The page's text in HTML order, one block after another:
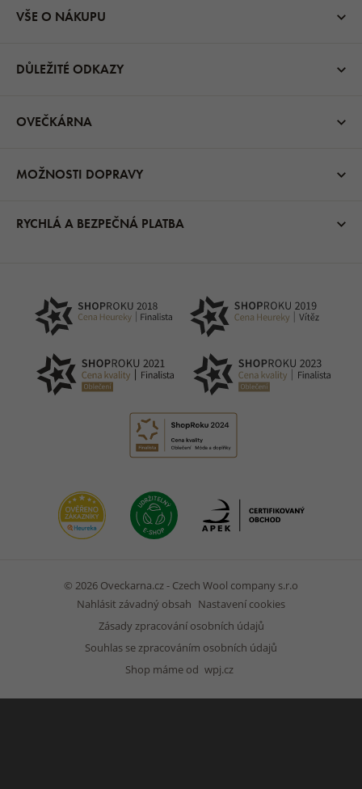
VŠE O NÁKUPU
DŮLEŽITÉ ODKAZY
OVEČKÁRNA
MOŽNOSTI DOPRAVY
RYCHLÁ A BEZPEČNÁ PLATBA
© 2026 Oveckarna.cz - Czech Wool company s.r.o
Nahlásit závadný obsah Nastavení cookies
Zásady zpracování osobních údajů
Souhlas se zpracováním osobních údajů
Shop máme od wpj.cz